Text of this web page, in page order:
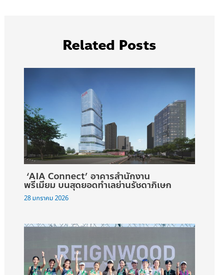
Related Posts
‘AIA Connect’ อาคารสำนักงาน
พรีเมียม บนสุดยอดทำเลย่านรัชดาภิเษก
28 มกราคม 2026